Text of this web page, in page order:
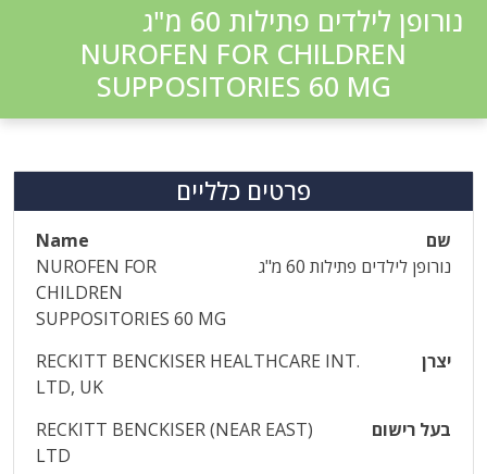
נורופן לילדים פתילות 60 מ"ג
NUROFEN FOR CHILDREN
SUPPOSITORIES 60 MG
פרטים כלליים
שם
Name
נורופן לילדים פתילות 60 מ"ג
NUROFEN FOR
CHILDREN
SUPPOSITORIES 60 MG
יצרן
RECKITT BENCKISER HEALTHCARE INT.
LTD, UK
בעל רישום
RECKITT BENCKISER (NEAR EAST)
LTD